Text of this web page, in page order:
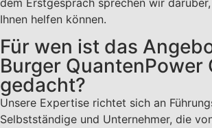
Ihnen helfen können.
Für wen ist das
Burger QuantenPower
gedacht?
Unsere Expertise richtet sich an
Selbstständige und Unternehmer, die